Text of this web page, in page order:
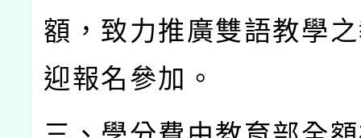
額，致力推廣雙語教學
迎報名參加。